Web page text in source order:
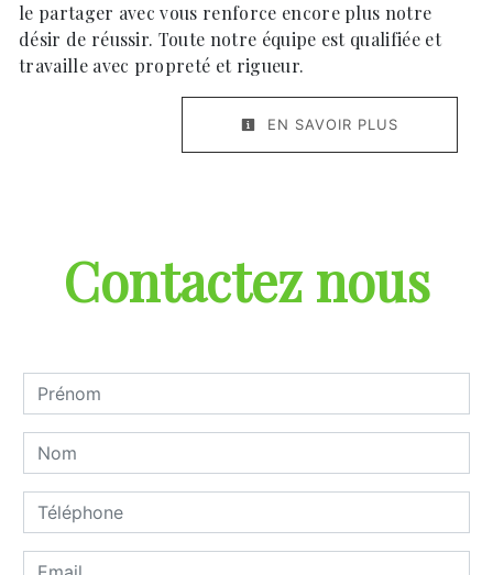
le partager avec vous renforce encore plus notre
désir de réussir. Toute notre équipe est qualifiée et
travaille avec propreté et rigueur.
EN SAVOIR PLUS
Contactez nous